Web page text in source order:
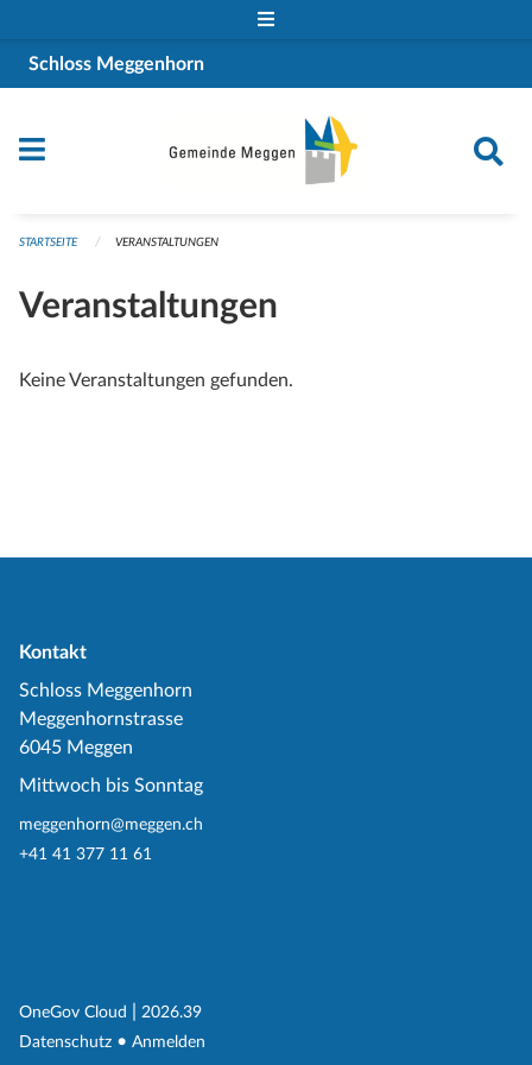
Schloss Meggenhorn
STARTSEITE VERANSTALTUNGEN
Veranstaltungen
Keine Veranstaltungen gefunden.
Kontakt
Schloss Meggenhorn
Meggenhornstrasse
6045 Meggen
Mittwoch bis Sonntag
meggenhorn@meggen.ch
+41 41 377 11 61
OneGov Cloud (External Link)
2026.39
Datenschutz (External Link)
Anmelden